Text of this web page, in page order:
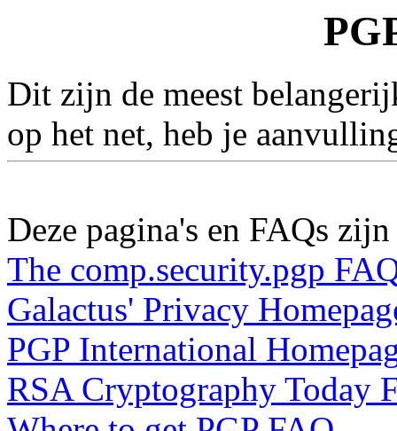
Dit zijn de meest
op het net, heb je
Deze pagina's en FAQs
The comp.security.pgp
Galactus' Privacy
PGP International
RSA Cryptography Today